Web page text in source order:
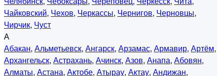
Чайковский, Чехов, Черкассы, Чернигов, Черновцы,
Чирчик, Чуст
А
Абакан, Альметьевск, Ангарск, Арзамас, Армавир, Артём,
Архангельск, Астрахань, Ачинск, Азов, Анапа, Абовян,
Алматы, Астана, Актобе, Атырау, Актау, Андижан,